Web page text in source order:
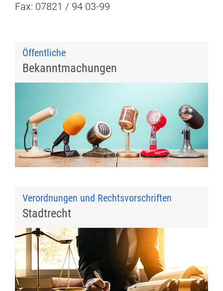
Fax: 07821 / 94 03-99
Öffentliche
Bekanntmachungen
Verordnungen und Rechtsvorschriften
Stadtrecht